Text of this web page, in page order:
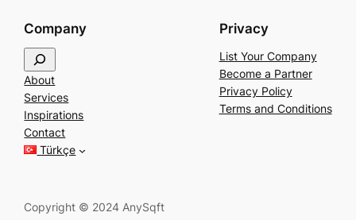
Company
e
a
r
c
h
About
Services
Inspirations
Contact
Türkçe
Privacy
List Your Company
Become a Partner
Privacy Policy
Terms and Conditions
Copyright © 2024 AnySqft